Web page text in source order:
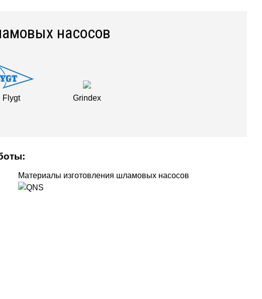
насосов
Flygt Grindex
Материалы изготовления шламовых насосов